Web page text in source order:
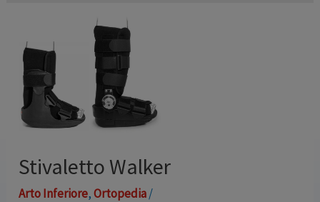
Stivaletto Walker
Arto Inferiore,Ortopedia/